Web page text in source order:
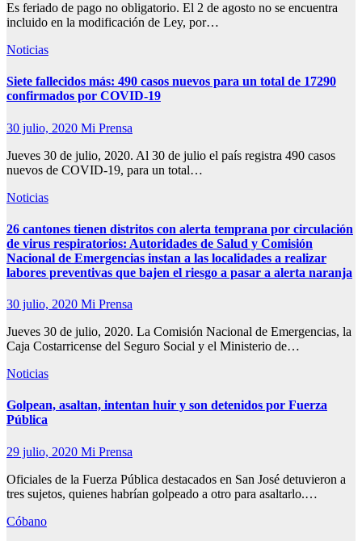
Es feriado de pago no obligatorio. El 2 de agosto no se encuentra
incluido en la modificación de Ley, por…
Noticias
Siete fallecidos más: 490 casos nuevos para un total de 17290
confirmados por COVID-19
30 julio, 2020 Mi Prensa
Jueves 30 de julio, 2020. Al 30 de julio el país registra 490 casos
nuevos de COVID-19, para un total…
Noticias
26 cantones tienen distritos con alerta temprana por circulación
de virus respiratorios: Autoridades de Salud y Comisión
Nacional de Emergencias instan a las localidades a realizar
labores preventivas que bajen el riesgo a pasar a alerta naranja
30 julio, 2020 Mi Prensa
Jueves 30 de julio, 2020. La Comisión Nacional de Emergencias, la
Caja Costarricense del Seguro Social y el Ministerio de…
Noticias
Golpean, asaltan, intentan huir y son detenidos por Fuerza
Pública
29 julio, 2020 Mi Prensa
Oficiales de la Fuerza Pública destacados en San José detuvieron a
tres sujetos, quienes habrían golpeado a otro para asaltarlo.…
Cóbano